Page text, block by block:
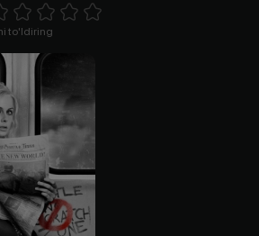
7 Stars8 Stars
to'ldiring